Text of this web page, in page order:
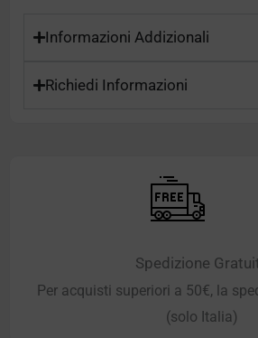
Informazioni Addizionali
Richiedi Informazioni
Spedizione
Per acquisti superiori a 50€, la
(solo Italia)